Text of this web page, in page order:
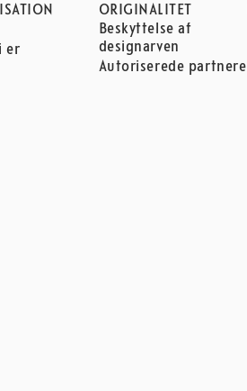
er
ORIGINALITET
Beskyttelse af
designarven
Autoriserede partnere